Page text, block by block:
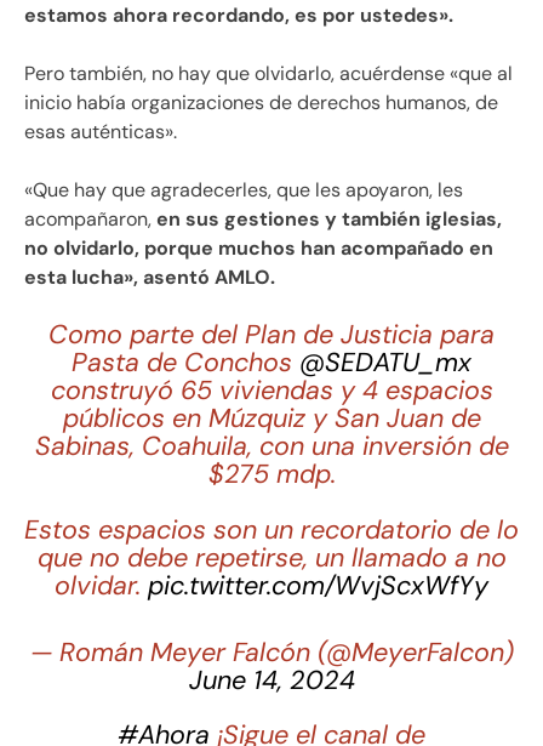
estamos ahora recordando, es por ustedes».
Pero también, no hay que olvidarlo, acuérdense «que al
inicio había organizaciones de derechos humanos, de
esas auténticas».
«Que hay que agradecerles, que les apoyaron, les
acompañaron,en sus gestiones y también iglesias,
no olvidarlo, porque muchos han acompañado en
esta lucha», asentó AMLO.
Como parte del Plan de Justicia para
Pasta de Conchos @SEDATU_mx
construyó 65 viviendas y 4 espacios
públicos en Múzquiz y San Juan de
Sabinas, Coahuila, con una inversión de
$275 mdp.
Estos espacios son un recordatorio de lo
que no debe repetirse, un llamado a no
olvidar. pic.twitter.com/WvjScxWfYy
— Román Meyer Falcón (@MeyerFalcon)
June 14, 2024
#Ahora ¡Sigue el canal de